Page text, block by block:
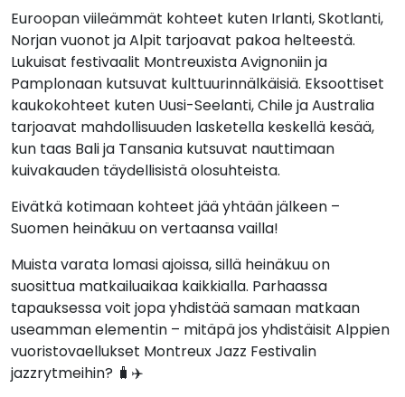
Euroopan viileämmät kohteet kuten Irlanti, Skotlanti,
Norjan vuonot ja Alpit tarjoavat pakoa helteestä.
Lukuisat festivaalit Montreuxista Avignoniin ja
Pamplonaan kutsuvat kulttuurinnälkäisiä. Eksoottiset
kaukokohteet kuten Uusi-Seelanti, Chile ja Australia
tarjoavat mahdollisuuden lasketella keskellä kesää,
kun taas Bali ja Tansania kutsuvat nauttimaan
kuivakauden täydellisistä olosuhteista.
Eivätkä kotimaan kohteet jää yhtään jälkeen –
Suomen heinäkuu on vertaansa vailla!
Muista varata lomasi ajoissa, sillä heinäkuu on
suosittua matkailuaikaa kaikkialla. Parhaassa
tapauksessa voit jopa yhdistää samaan matkaan
useamman elementin – mitäpä jos yhdistäisit Alppien
vuoristovaellukset Montreux Jazz Festivalin
jazzrytmeihin? 🧳✈️